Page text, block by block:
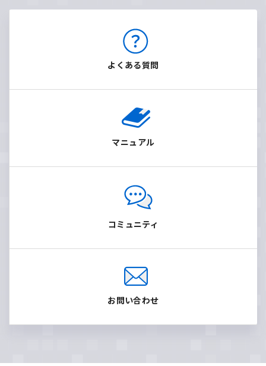
よくある質問
マニュアル
コミュニティ
お問い合わせ